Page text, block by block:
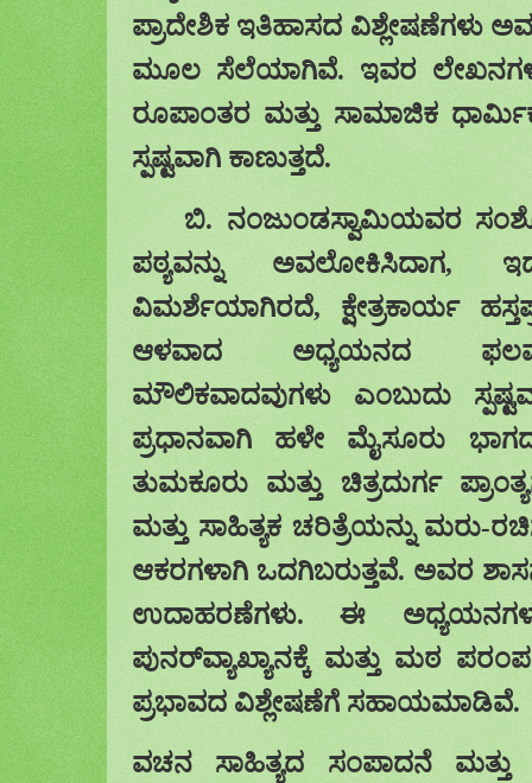
ಪ್ರಾದೇಶಿಕ ಇತಿಹಾಸದ ವಿಶ್ಲೇಷಣೆಗಳು
ಮೂಲ ಸೆಲೆಯಾಗಿವೆ. ಇವರ
ರೂಪಾಂತರ ಮತ್ತು ಸಾಮಾಜಿಕ
ಸ್ಪಷ್ಟವಾಗಿ ಕಾಣುತ್ತದೆ.
ಬಿ. ನಂಜುಂಡಸ್ವಾಮಿಯವರ
ಪಠ್ಯವನ್ನು
ಅವಲೋಕಿಸಿದಾಗ,
ವಿಮರ್ಶೆಯಾಗಿರದೆ, ಕ್ಷೇತ್ರಕಾರ್ಯ
ಆಳವಾದ
ಅಧ್ಯಯನದ
ಮೌಲಿಕವಾದವುಗಳು ಎಂಬುದು
ಪ್ರಧಾನವಾಗಿ ಹಳೇ ಮೈಸೂರು
ತುಮಕೂರು
ಮತ್ತು ಚಿತ್ರದುರ್ಗ
ಮತ್ತು ಸಾಹಿತ್ಯಕ ಚರಿತ್ರೆಯನ್ನು ಮರು-
ಆಕರಗಳಾಗಿ ಒದಗಿಬರುತ್ತವೆ. ಅವರ
ಉದಾಹರಣೆಗಳು. ಈ
ಪುನರ್‌ವ್ಯಾಖ್ಯಾನಕ್ಕೆ ಮತ್ತು ಮಠ
ಪ್ರಭಾವದ ವಿಶ್ಲೇಷಣೆಗೆ ಸಹಾಯಮಾಡಿವೆ.
ವಚನ ಸಾಹಿತ್ಯದ
ಸಂಪಾದನೆ